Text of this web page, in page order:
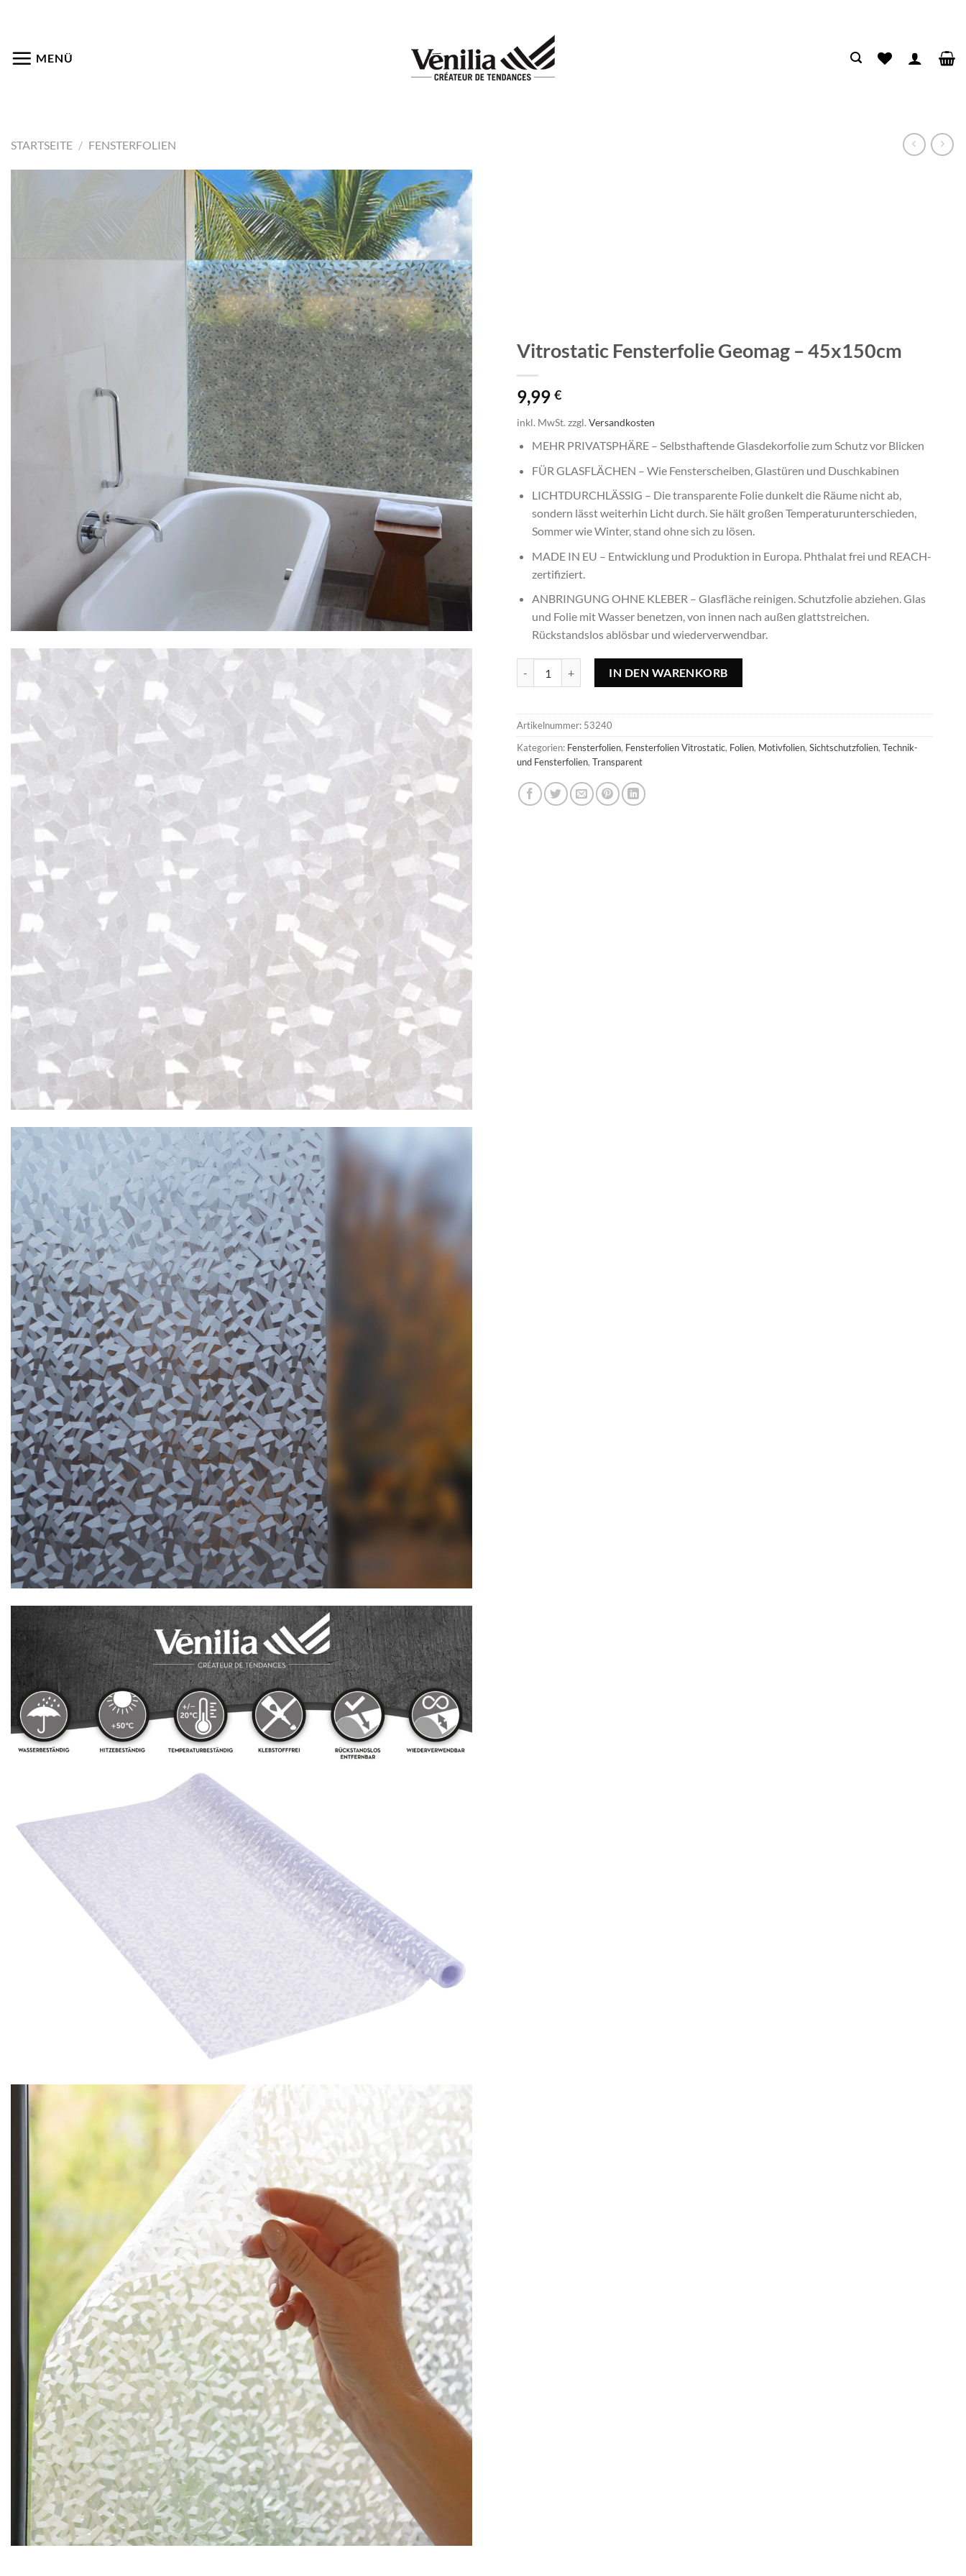
MENÜ
STARTSEITE / FENSTERFOLIEN
Add to
wishlist
Vitrostatic Fensterfolie Geomag – 45x150cm
9,99€
inkl. MwSt. zzgl.Versandkosten
MEHR PRIVATSPHÄRE – Selbsthaftende Glasdekorfolie zum Schutz vor Blicken
FÜR GLASFLÄCHEN – Wie Fensterscheiben, Glastüren und Duschkabinen
LICHTDURCHLÄSSIG – Die transparente Folie dunkelt die Räume nicht ab,
sondern lässt weiterhin Licht durch. Sie hält großen Temperaturunterschieden,
Sommer wie Winter, stand ohne sich zu lösen.
MADE IN EU – Entwicklung und Produktion in Europa. Phthalat frei und REACH-
zertifiziert.
ANBRINGUNG OHNE KLEBER – Glasfläche reinigen. Schutzfolie abziehen. Glas
und Folie mit Wasser benetzen, von innen nach außen glattstreichen.
Rückstandslos ablösbar und wiederverwendbar.
IN DEN WARENKORB
Artikelnummer: 53240
Kategorien: Fensterfolien, Fensterfolien Vitrostatic, Folien, Motivfolien,Sichtschutzfolien,Technik-
und Fensterfolien,Transparent